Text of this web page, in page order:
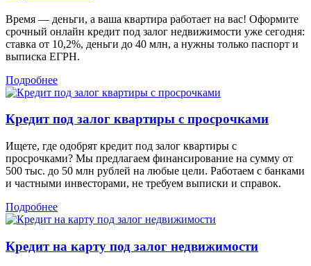
Время — деньги, а ваша квартира работает на вас! Оформите
срочный онлайн кредит под залог недвижимости уже сегодня:
ставка от 10,2%, деньги до 40 млн, а нужны только паспорт и
выписка ЕГРН.
Подробнее
Кредит под залог квартиры с просрочками
Ищете, где одобрят кредит под залог квартиры с
просрочками? Мы предлагаем финансирование на сумму от
500 тыс. до 50 млн рублей на любые цели. Работаем с банками
и частными инвесторами, не требуем выписки и справок.
Подробнее
Кредит на карту под залог недвижимости